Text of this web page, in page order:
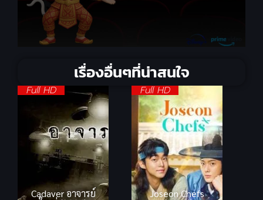
เรื่องอื่นๆที่น่าสนใจ
Full HD
Cadaver อาจารย์
Full HD
Joseon Chefs